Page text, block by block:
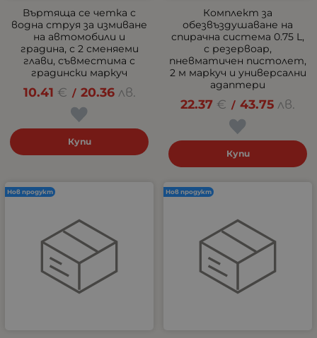
Въртяща се четка с
водна струя за измиване
на автомобили и
градина, с 2 сменяеми
глави, съвместима с
градински маркуч
10.41 € / 20.36 лв.
Купи
Комплект за
обезвъздушаване на
спирачна система 0.75 L,
с резервоар,
пневматичен пистолет,
2 м маркуч и универсални
адаптери
22.37 € / 43.75 лв.
Купи
Нов продукт Нов продукт